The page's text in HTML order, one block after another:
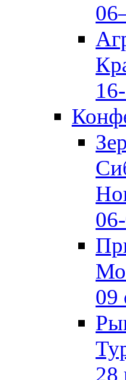
09
28